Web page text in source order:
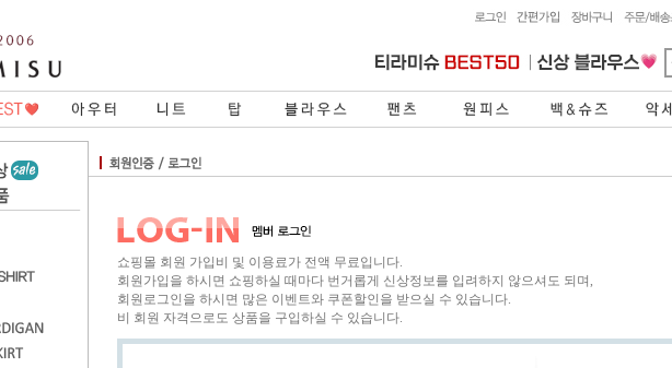
쇼핑몰 회원 가입비 및 이용료가 전액 무료입니다.
회원가입을 하시면 쇼핑하실 때마다 번거롭게 신상정보를 입려하지 않으셔도 되며,
회원로그인을 하시면 많은 이벤트와 쿠폰할인을 받으실 수 있습니다.
비 회원 자격으로도 상품을 구입하실 수 있습니다.